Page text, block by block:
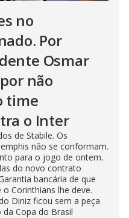
no
Por
Osmar
não
time
o Inter
de Stabile. Os
não se conformam.
para o jogo de ontem.
do novo contrato
bancária de que
Corinthians lhe deve.
Diniz ficou sem a peça
Copa do Brasil